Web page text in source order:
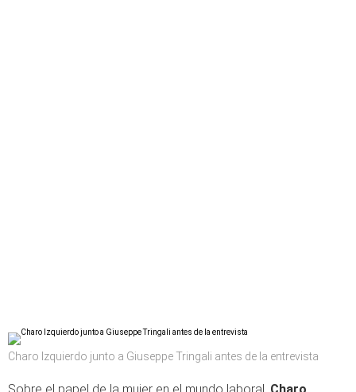
Charo Izquierdo junto a Giuseppe Tringali antes de la entrevista